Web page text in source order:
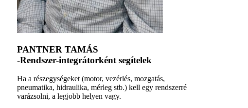
PANTNER TAMÁS
-Rendszer-integrátorként segítelek
Ha a részegységeket (motor, vezérlés, mozgatás,
pneumatika, hidraulika, mérleg stb.) kell egy rendszerré
varázsolni, a legjobb helyen vagy.